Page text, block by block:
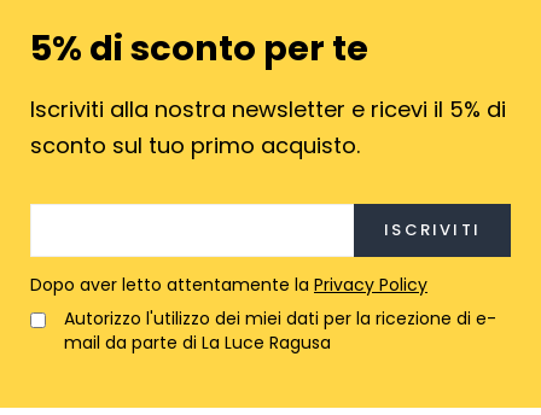
5% di sconto per te
Iscriviti alla nostra newsletter e ricevi il 5% di
sconto sul tuo primo acquisto.
Dopo aver letto attentamente la Privacy Policy
Autorizzo l'utilizzo dei miei dati per la ricezione di e-
mail da parte di La Luce Ragusa